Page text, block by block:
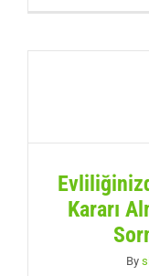
Kararı
By